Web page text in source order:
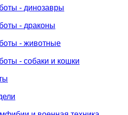
- динозавры
- драконы
- животные
- собаки и кошки